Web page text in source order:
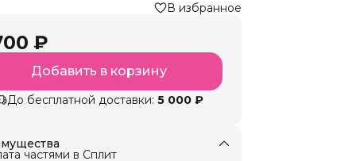
В избранное
₽
Добавить в корзину
До бесплатной доставки: 5 000 ₽
частями в Сплит